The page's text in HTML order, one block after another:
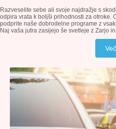
Razveselite sebe ali svoje najdražje s
odpira vrata k boljši prihodnosti za otroke.
podprite naše dobrodelne programe z
Naj vaša jutra zasijejo še svetleje z Zarjo
Več